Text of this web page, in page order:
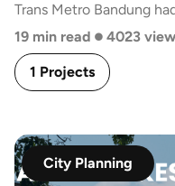
Trans Metro Bandung
mengurangi kendaraan
kepercayaan
kenyataannya jumlah
sementara jumlah
beroperasi di tiap
wilayah masih tertinggal
19 min read • 4023 view
1 Projects
City Planning